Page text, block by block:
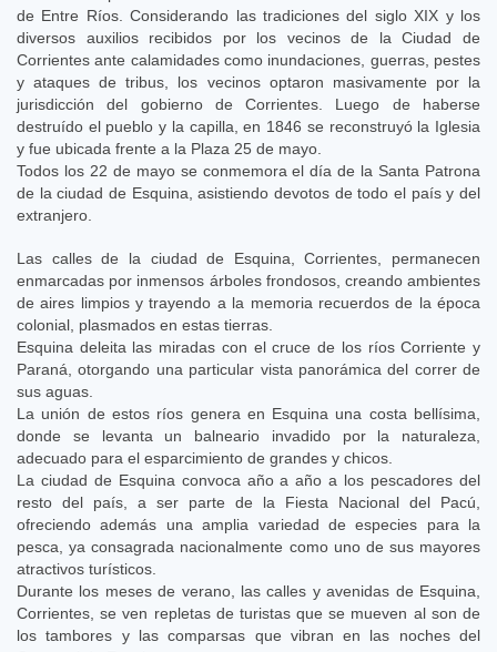
de Entre Ríos. Considerando las tradiciones del siglo XIX y los
diversos auxilios recibidos por los vecinos de la Ciudad de
Corrientes ante calamidades como inundaciones, guerras, pestes
y ataques de tribus, los vecinos optaron masivamente por la
jurisdicción del gobierno de Corrientes. Luego de haberse
destruído el pueblo y la capilla, en 1846 se reconstruyó la Iglesia
y fue ubicada frente a la Plaza 25 de mayo.
Todos los 22 de mayo se conmemora el día de la Santa Patrona
de la ciudad de Esquina, asistiendo devotos de todo el país y del
extranjero.
Las calles de la ciudad de Esquina, Corrientes, permanecen
enmarcadas por inmensos árboles frondosos, creando ambientes
de aires limpios y trayendo a la memoria recuerdos de la época
colonial, plasmados en estas tierras.
Esquina deleita las miradas con el cruce de los ríos Corriente y
Paraná, otorgando una particular vista panorámica del correr de
sus aguas.
La unión de estos ríos genera en Esquina una costa bellísima,
donde se levanta un balneario invadido por la naturaleza,
adecuado para el esparcimiento de grandes y chicos.
La ciudad de Esquina convoca año a año a los pescadores del
resto del país, a ser parte de la Fiesta Nacional del Pacú,
ofreciendo además una amplia variedad de especies para la
pesca, ya consagrada nacionalmente como uno de sus mayores
atractivos turísticos.
Durante los meses de verano, las calles y avenidas de Esquina,
Corrientes, se ven repletas de turistas que se mueven al son de
los tambores y las comparsas que vibran en las noches del